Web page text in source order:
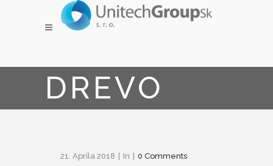
DREVO
21. Apríla 2018 In 0 Comments